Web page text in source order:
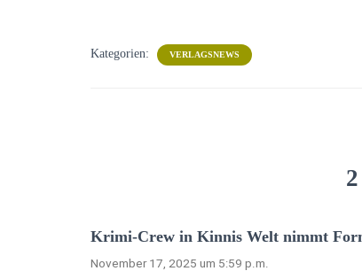
Kategorien: VERLAGSNEWS
Krimi-Crew in Kinnis Welt nimmt
November 17, 2025 um 5:59 p.m.